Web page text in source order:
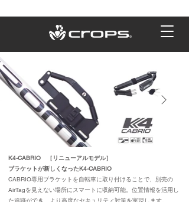
K4-CABRIO ［リニューアルモデル］
ブラケットが新しくなったK4-CABRIO
CABRIO専用ブラケットを自転車に取り付けることで、別売の
AirTagを見えない場所にスマートに収納可能。位置情報を活用し